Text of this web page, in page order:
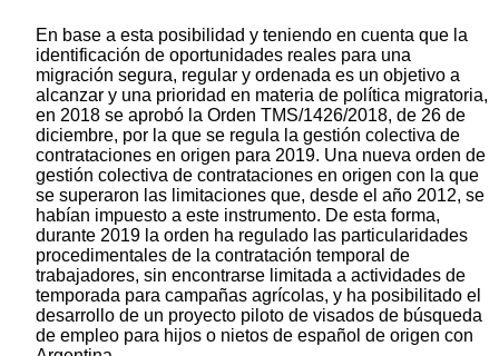
En base a esta posibilidad y teniendo en cuenta que la
identificación de oportunidades reales para una
migración segura, regular y ordenada es un objetivo a
alcanzar y una prioridad en materia de política migratoria,
en 2018 se aprobó la Orden TMS/1426/2018, de 26 de
diciembre, por la que se regula la gestión colectiva de
contrataciones en origen para 2019. Una nueva orden de
gestión colectiva de contrataciones en origen con la que
se superaron las limitaciones que, desde el año 2012, se
habían impuesto a este instrumento. De esta forma,
durante 2019 la orden ha regulado las particularidades
procedimentales de la contratación temporal de
trabajadores, sin encontrarse limitada a actividades de
temporada para campañas agrícolas, y ha posibilitado el
desarrollo de un proyecto piloto de visados de búsqueda
de empleo para hijos o nietos de español de origen con